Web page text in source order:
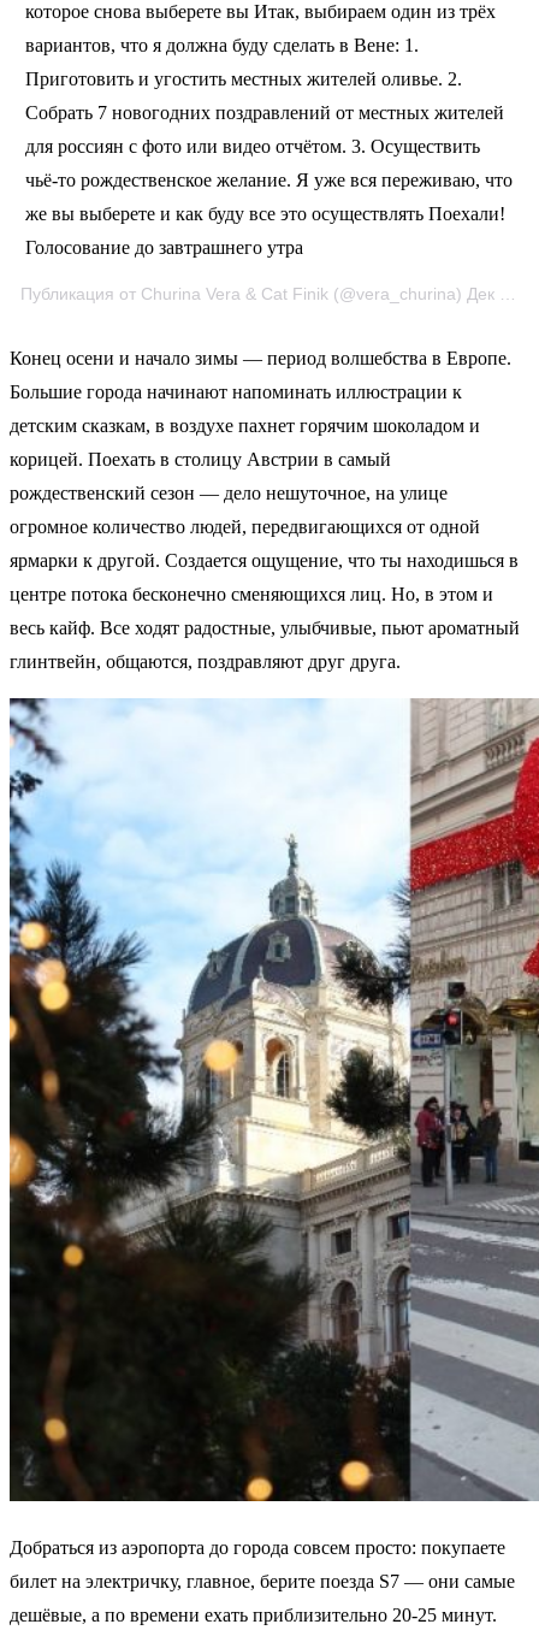
которое снова выберете вы Итак, выбираем один из трёх
вариантов, что я должна буду сделать в Вене: 1.
Приготовить и угостить местных жителей оливье. 2.
Собрать 7 новогодних поздравлений от местных жителей
для россиян с фото или видео отчётом. 3. Осуществить
чьё-то рождественское желание. Я уже вся переживаю, что
же вы выберете и как буду все это осуществлять Поехали!
Голосование до завтрашнего утра
Публикация от Churina Vera & Cat Finik (@vera_churina) Дек 14, 2017 в 10:13 PST
Конец осени и начало зимы — период волшебства в Европе.
Большие города начинают напоминать иллюстрации к
детским сказкам, в воздухе пахнет горячим шоколадом и
корицей. Поехать в столицу Австрии в самый
рождественский сезон — дело нешуточное, на улице
огромное количество людей, передвигающихся от одной
ярмарки к другой. Создается ощущение, что ты находишься в
центре потока бесконечно сменяющихся лиц. Но, в этом и
весь кайф. Все ходят радостные, улыбчивые, пьют ароматный
глинтвейн, общаются, поздравляют друг друга.
Добраться из аэропорта до города совсем просто: покупаете
билет на электричку, главное, берите поезда S7 — они самые
дешёвые, а по времени ехать приблизительно 20-25 минут.